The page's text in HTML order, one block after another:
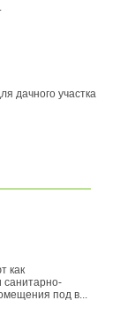
дачного участка
как
санитарно-
под в...